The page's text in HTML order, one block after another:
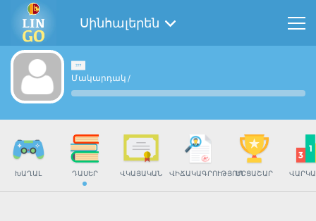
Սինհալերեն
Մակարդակ /
ԽԱՂԱԼ ԴԱՍԵՐ ՎԿԱՅԱԿԱՆ ՎԻՃԱԿԱԳՐՈՒԹՅՈՒՆՄՐՑԱՇԱՐ